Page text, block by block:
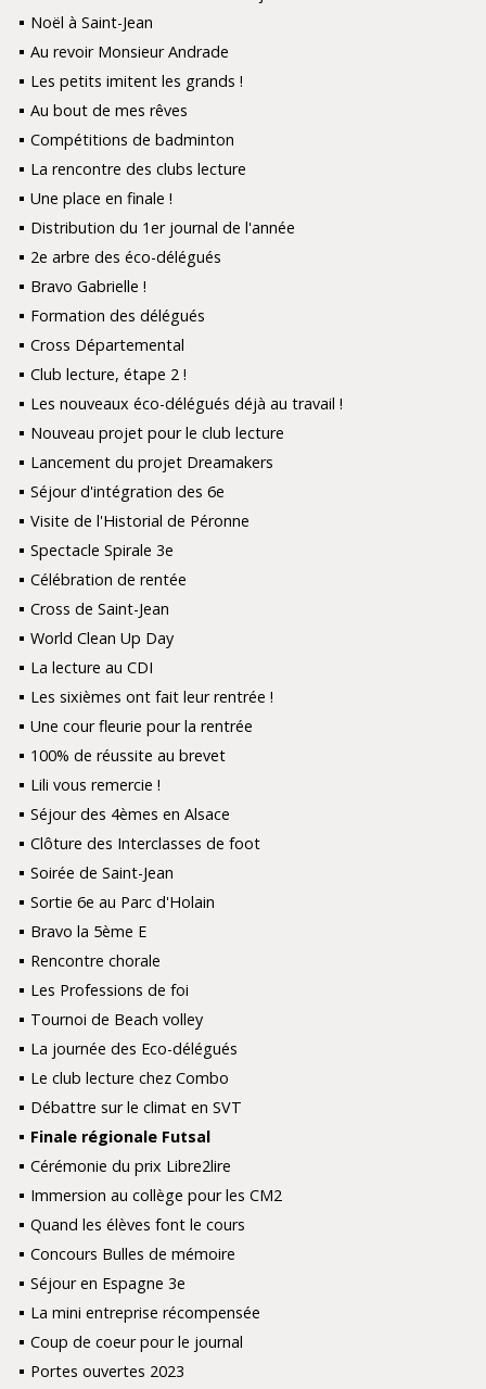
Noël à Saint-Jean
Au revoir Monsieur Andrade
Les petits imitent les grands !
Au bout de mes rêves
Compétitions de badminton
La rencontre des clubs lecture
Une place en finale !
Distribution du 1er journal de l'année
2e arbre des éco-délégués
Bravo Gabrielle !
Formation des délégués
Cross Départemental
Club lecture, étape 2 !
Les nouveaux éco-délégués déjà au travail !
Nouveau projet pour le club lecture
Lancement du projet Dreamakers
Séjour d'intégration des 6e
Visite de l'Historial de Péronne
Spectacle Spirale 3e
Célébration de rentée
Cross de Saint-Jean
World Clean Up Day
La lecture au CDI
Les sixièmes ont fait leur rentrée !
Une cour fleurie pour la rentrée
100% de réussite au brevet
Lili vous remercie !
Séjour des 4èmes en Alsace
Clôture des Interclasses de foot
Soirée de Saint-Jean
Sortie 6e au Parc d'Holain
Bravo la 5ème E
Rencontre chorale
Les Professions de foi
Tournoi de Beach volley
La journée des Eco-délégués
Le club lecture chez Combo
Débattre sur le climat en SVT
Finale régionale Futsal
Cérémonie du prix Libre2lire
Immersion au collège pour les CM2
Quand les élèves font le cours
Concours Bulles de mémoire
Séjour en Espagne 3e
La mini entreprise récompensée
Coup de coeur pour le journal
Portes ouvertes 2023